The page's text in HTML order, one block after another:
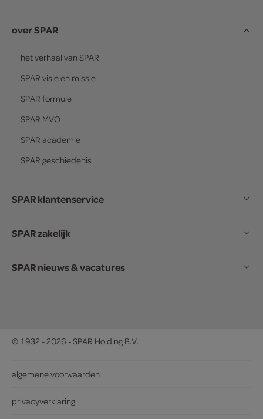
over SPAR
het verhaal van SPAR
SPAR visie en missie
SPAR formule
SPAR MVO
SPAR academie
SPAR geschiedenis
SPAR klantenservice
SPAR zakelijk
SPAR nieuws & vacatures
© 1932 - 2026 - SPAR Holding B.V.
algemene voorwaarden
privacyverklaring